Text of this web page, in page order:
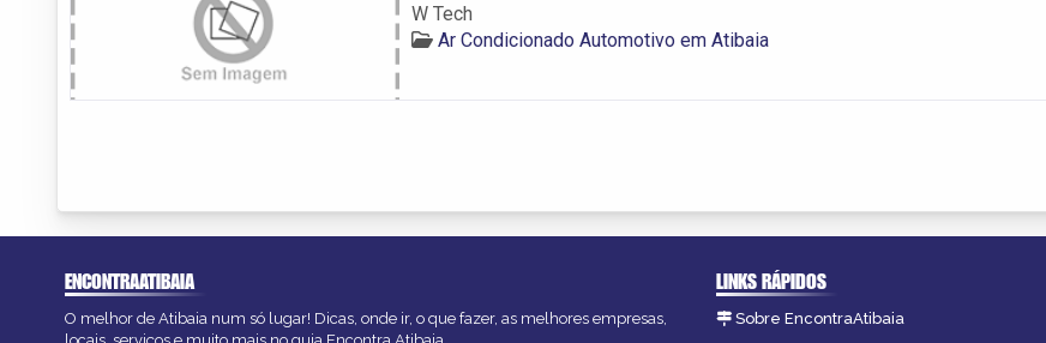
W Tech
Ar Condicionado Automotivo em Atibaia
ENCONTRAATIBAIA
O melhor de Atibaia num só lugar! Dicas, onde ir, o que fazer, as melhores empresas,
LINKS RÁPIDOS
Sobre EncontraAtibaia